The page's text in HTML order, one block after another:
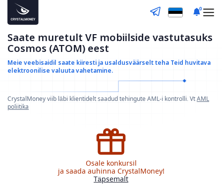
0
Saate muretult VF mobiilside vastutasuks
Cosmos (ATOM) eest
Meie veebisaidil saate kiiresti ja usaldusväärselt teha Teid huvitava
elektroonilise valuuta vahetamine.
CrystalMoney viib läbi klientidelt saadud tehingute AML-i kontrolli. VtAML
poliitika
Osale konkursil
ja saada auhinna CrystalMoney!
Täpsemalt